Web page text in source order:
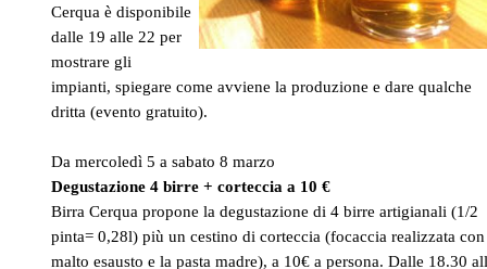
Cerqua è disponibile
dalle 19 alle 22 per
mostrare gli
impianti, spiegare come avviene la produzione e dare qualche
dritta (evento gratuito).
Da mercoledì 5 a sabato 8 marzo
Degustazione 4 birre + corteccia a 10 €
Birra Cerqua propone la degustazione di 4 birre artigianali (1/2
pinta= 0,28l) più un cestino di corteccia (focaccia realizzata
malto esausto e la pasta madre), a 10€ a persona. Dalle 18.30